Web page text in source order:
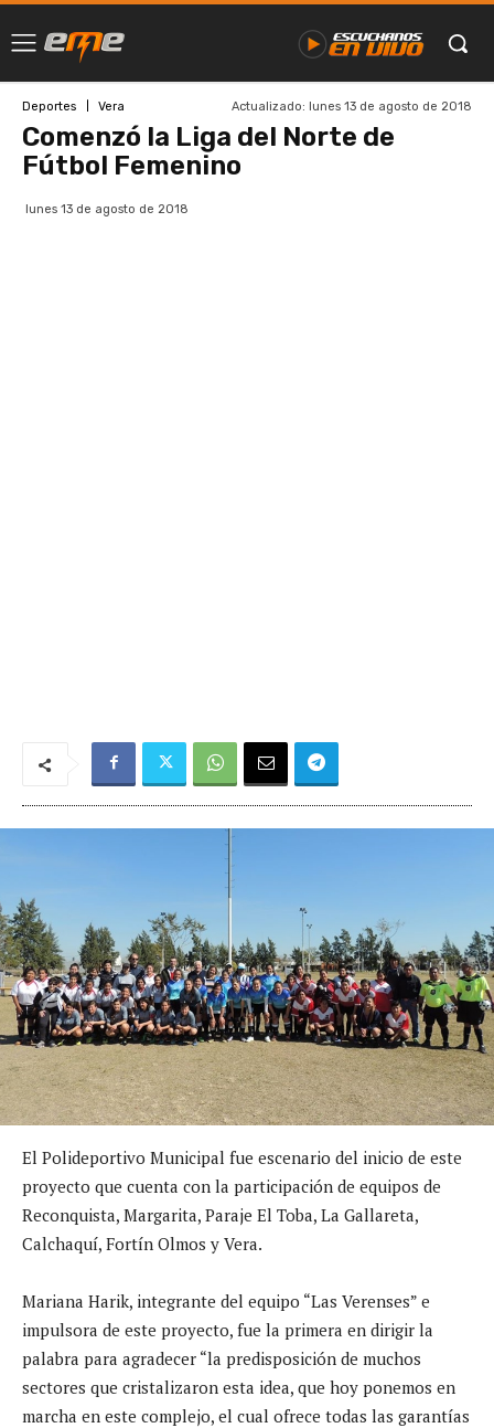
Deportes Vera Actualizado: lunes 13 de agosto de 2018
Comenzó la Liga del Norte de
Fútbol Femenino
lunes 13 de agosto de 2018
El Polideportivo Municipal fue escenario del inicio de este
proyecto que cuenta con la participación de equipos de
Reconquista, Margarita, Paraje El Toba, La Gallareta,
Calchaquí, Fortín Olmos y Vera.
Mariana Harik, integrante del equipo “Las Verenses” e
impulsora de este proyecto, fue la primera en dirigir la
palabra para agradecer “la predisposición de muchos
sectores que cristalizaron esta idea, que hoy ponemos en
marcha en este complejo, el cual ofrece todas las garantías